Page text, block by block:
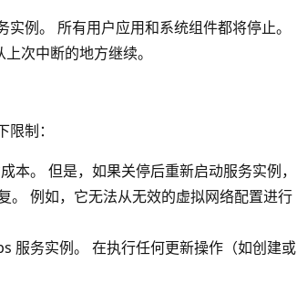
例。 所有用户应用和系统组件都将停止。
次中断的地方继续。
制：
。 但是，如果关停后重新启动服务实例，
。 例如，它无法从无效的虚拟网络配置进行
服务实例。 在执行任何更新操作（如创建或